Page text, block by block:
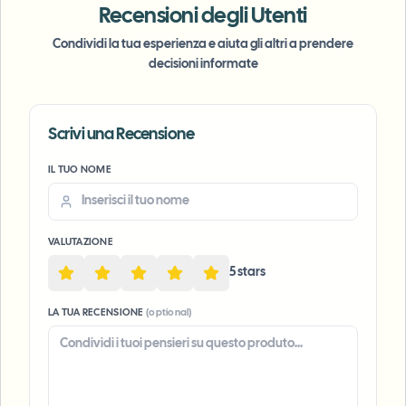
Recensioni degli Utenti
Condividi la tua esperienza e aiuta gli altri a prendere
decisioni informate
Scrivi una Recensione
IL TUO NOME
VALUTAZIONE
5stars
LA TUA RECENSIONE (optional)